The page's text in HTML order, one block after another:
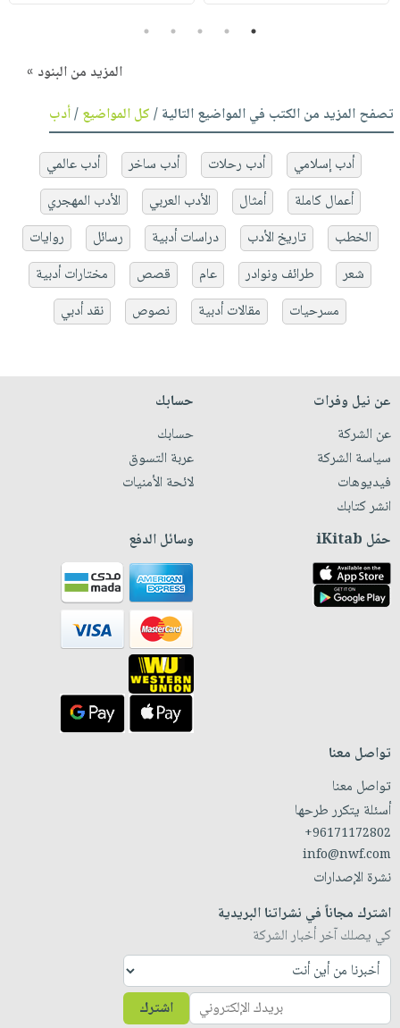
1
2
3
4
5
المزيد من البنود »
تصفح المزيد من الكتب في المواضيع التالية /كل المواضيع/أدب
أدب إسلامي أدب رحلات أدب ساخر
أدب عالمي
أعمال كاملة
أمثال الأدب العربي
الأدب المهجري
الخطب
تاريخ الأدب دراسات أدبية رسائل
روايات
شعر
طرائف ونوادر عام قصص
مختارات أدبية
مسرحيات
مقالات أدبية نصوص نقد أدبي
عن نيل وفرات
عن الشركة
سياسة الشركة
فيديوهات
انشر كتابك
حسابك
حسابك
عربة التسوق
لائحة الأمنيات
حمّل iKitab وسائل الدفع
تواصل معنا
تواصل معنا
أسئلة يتكرر طرحها
+96171172802
info@nwf.com
نشرة الإصدارات
اشترك مجاناً في نشراتنا البريدية
كي يصلك آخر أخبار الشركة
اشترك